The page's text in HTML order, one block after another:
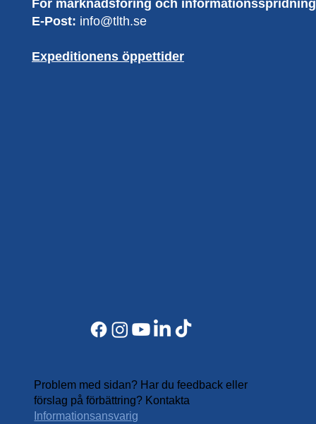
Problem med sidan? Har du feedback eller
förslag på förbättring? Kontakta
Informationsansvarig
För marknadsföring och informationsspridning
E-Post: info@tlth.se
Expeditionens öppettider